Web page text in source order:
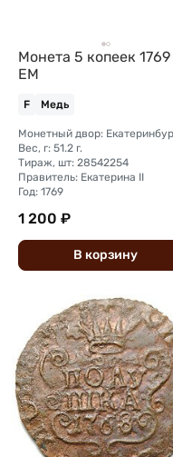
Монета 5 копеек 1769
ЕМ
F Медь
Вес, г: 51.2 г.
Тираж, шт: 28542254
Правитель: Екатерина II
Год: 1769
1 200 ₽
В корзину